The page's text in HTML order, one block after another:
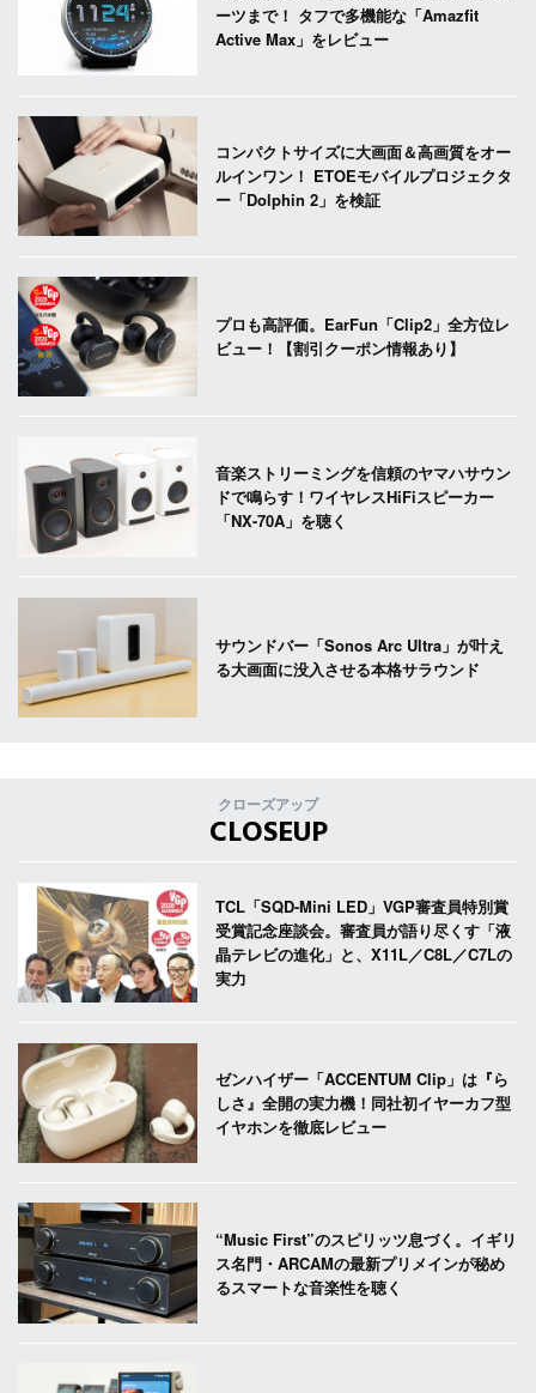
ーツまで！ タフで多機能な「Amazfit
Active Max」をレビュー
コンパクトサイズに大画面＆高画質をオー
ルインワン！ ETOEモバイルプロジェクタ
ー「Dolphin 2」を検証
プロも高評価。EarFun「Clip2」全方位レ
ビュー！【割引クーポン情報あり】
音楽ストリーミングを信頼のヤマハサウン
ドで鳴らす！ワイヤレスHiFiスピーカー
「NX-70A」を聴く
サウンドバー「Sonos Arc Ultra」が叶え
る大画面に没入させる本格サラウンド
クローズアップ
CLOSEUP
TCL「SQD-Mini LED」VGP審査員特別賞
受賞記念座談会。審査員が語り尽くす「液
晶テレビの進化」と、X11L／C8L／C7Lの
実力
ゼンハイザー「ACCENTUM Clip」は『ら
しさ』全開の実力機！同社初イヤーカフ型
イヤホンを徹底レビュー
“Music First”のスピリッツ息づく。イギリ
ス名門・ARCAMの最新プリメインが秘め
るスマートな音楽性を聴く